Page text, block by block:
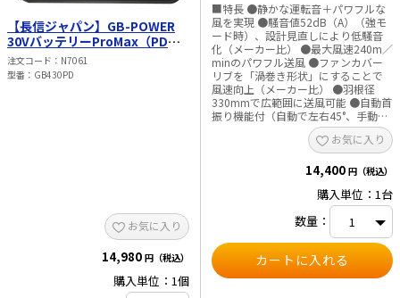
【長信ジャパン】GB-POWER
30VバッテリーProMax（PDポ
ート付）（93Wh） GB430PD
注文コード
N7061
型番
GB430PD
お気に入り
14,980 円（税込）
購入単位：1個
■特長 ●静かな運転音＋パワフルな
風を実現 ●騒音値52dB（A）（強モ
ード時）、設計見直しにより低騒音
化（メーカー比） ●最大風速240m／
minのパワフル送風 ●ファンカバー
リブを「渦巻き形状」にすることで
風速向上（メーカー比） ●羽根径
330mmで広範囲に送風可能 ●自動首
振り機能付（自動で左右45°、手動で
左右90°） ●手動角度調整可能（上
90°／下45°） ●工具レスでカバー脱
着可能、清掃が簡単 ●風量3段階切替
（強／標準／弱） ●切タイマー機能
付（1／2／4時間） ●ACアダプタ対
応でAC100V使用可能 ●キャリングハ
ンドル付で持ち運び便利 ●18V／
14.4Vバッテリ対応（※ライトバッテ
風、換気 ・夏場の暑さ対策、空気循
環 ・工場、倉庫の空気循環 ・屋内外
での簡易送風 ・アウトドア、イベン
お気に入り
14,400 円（税込）
購入単位：1台
数量：